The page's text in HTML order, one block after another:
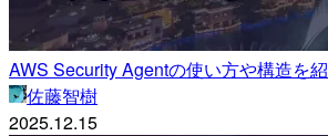
AWS Security Agentの使い方や構造を
佐藤智樹
2025.12.15